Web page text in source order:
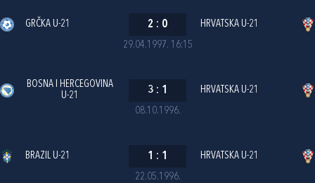
29.04.1997. 16:15
GRČKA U-21 2 : 0 HRVATSKA U-21
08.10.1996.
BOSNA I HERCEGOVINA
U-21
3 : 1 HRVATSKA U-21
22.05.1996.
BRAZIL U-21 1 : 1 HRVATSKA U-21